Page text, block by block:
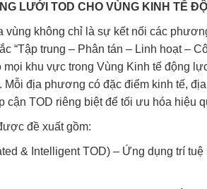
LƯỚI TOD CHO VÙNG KINH TẾ
vùng không chỉ là sự kết nối các
“Tập trung – Phân tán – Linh hoạt –
mọi khu vực trong Vùng Kinh tế động
Mỗi địa phương có đặc điểm kinh tế,
cận TOD riêng biệt để tối ưu hóa hiệu
đề xuất gồm:
& Intelligent TOD) – Ứng dụng trí